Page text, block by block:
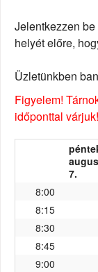
Jelentkezzen
helyét előre,
Üzletünkben
Figyelem!
időponttal várjuk!
7.
8:00
8:15
8:30
8:45
9:00